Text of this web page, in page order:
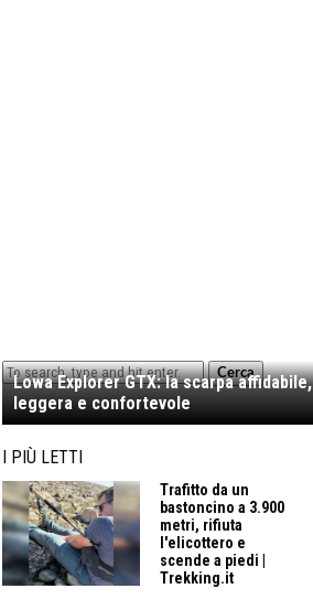
Cerca
Lowa Explorer GTX: la scarpa affidabile,
leggera e confortevole
I PIÙ LETTI
Trafitto da un
bastoncino a 3.900
metri, rifiuta
l'elicottero e
scende a piedi |
Trekking.it